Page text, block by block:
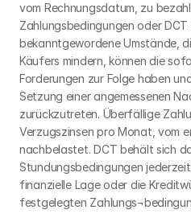
vom Rechnungsdatum, zu
Zahlungsbedingungen oder
bekanntgewordene Umstände,
Käufers mindern, können die
Forderungen zur Folge haben
Setzung einer angemessenen
zurückzutreten. Überfällige
Verzugszinsen pro Monat, vom
nachbelastet. DCT behält sich
Stundungsbedingungen
finanzielle Lage oder die
festgelegten